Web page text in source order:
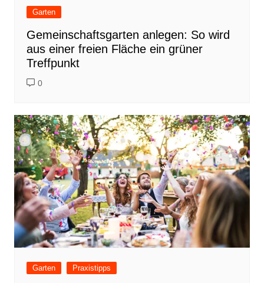
Garten
Gemeinschaftsgarten anlegen: So wird
aus einer freien Fläche ein grüner
Treffpunkt
0
Garten Praxistipps